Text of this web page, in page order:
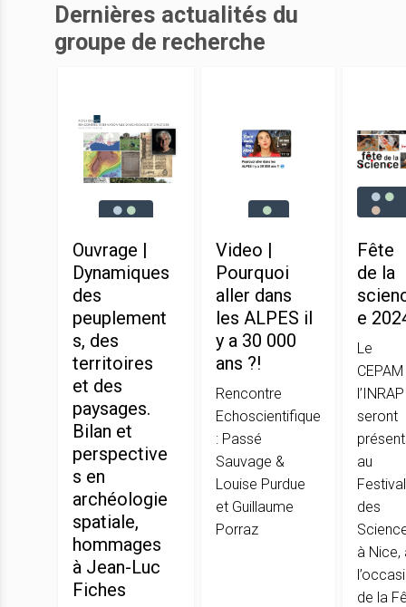
Dernières actualités du
groupe de recherche
Ouvrage |
Dynamiques
des
peuplement
s, des
territoires
et des
paysages.
Bilan et
perspective
s en
archéologie
spatiale,
hommages
à Jean-Luc
Fiches
Video |
Pourquoi
aller dans
les ALPES il
y a 30 000
ans ?!
Rencontre
Echoscientifique
: Passé
Sauvage &
Louise Purdue
et Guillaume
Porraz
Fête
de la
e
Le
l’INRAP
seront
au
Festival
des
à Nice,
de la